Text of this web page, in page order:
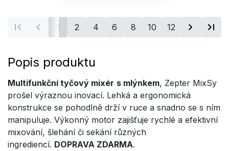
1 2 4 6 8 10 12
Popis produktu
Multifunkční tyčový mixér s mlýnkem, Zepter MixSy
prošel výraznou inovací. Lehká a ergonomická
konstrukce se pohodlně drží v ruce a snadno se s ním
manipuluje. Výkonný motor zajišťuje rychlé a efektivní
mixování, šlehání či sekání různých
ingrediencí. DOPRAVA ZDARMA.